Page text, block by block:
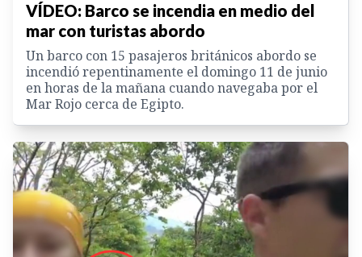
VÍDEO: Barco se incendia en medio del
mar con turistas abordo
Un barco con 15 pasajeros británicos abordo se
incendió repentinamente el domingo 11 de junio
en horas de la mañana cuando navegaba por el
Mar Rojo cerca de Egipto.